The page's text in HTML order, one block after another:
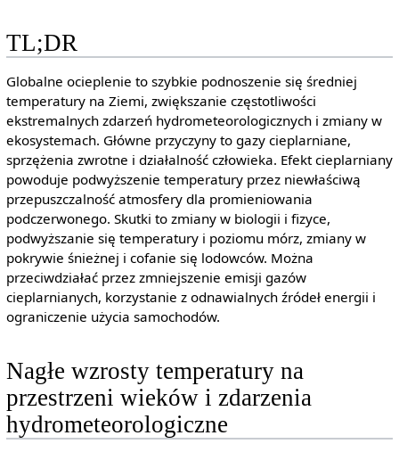
TL;DR
Globalne ocieplenie to szybkie podnoszenie się średniej
temperatury na Ziemi, zwiększanie częstotliwości
ekstremalnych zdarzeń hydrometeorologicznych i zmiany w
ekosystemach. Główne przyczyny to gazy cieplarniane,
sprzężenia zwrotne i działalność człowieka. Efekt cieplarniany
powoduje podwyższenie temperatury przez niewłaściwą
przepuszczalność atmosfery dla promieniowania
podczerwonego. Skutki to zmiany w biologii i fizyce,
podwyższanie się temperatury i poziomu mórz, zmiany w
pokrywie śnieżnej i cofanie się lodowców. Można
przeciwdziałać przez zmniejszenie emisji gazów
cieplarnianych, korzystanie z odnawialnych źródeł energii i
ograniczenie użycia samochodów.
Nagłe wzrosty temperatury na
przestrzeni wieków i zdarzenia
hydrometeorologiczne